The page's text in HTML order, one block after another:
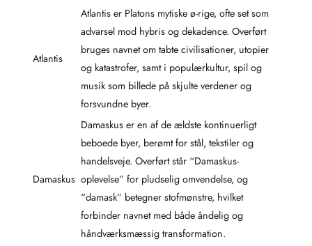
Atlantis
Atlantis er Platons mytiske ø-rige, ofte set som
advarsel mod hybris og dekadence. Overført
bruges navnet om tabte civilisationer, utopier
og katastrofer, samt i populærkultur, spil og
musik som billede på skjulte verdener og
forsvundne byer.
Damaskus
Damaskus er en af de ældste kontinuerligt
beboede byer, berømt for stål, tekstiler og
handelsveje. Overført står “Damaskus-
oplevelse” for pludselig omvendelse, og
“damask” betegner stofmønstre, hvilket
forbinder navnet med både åndelig og
håndværksmæssig transformation.